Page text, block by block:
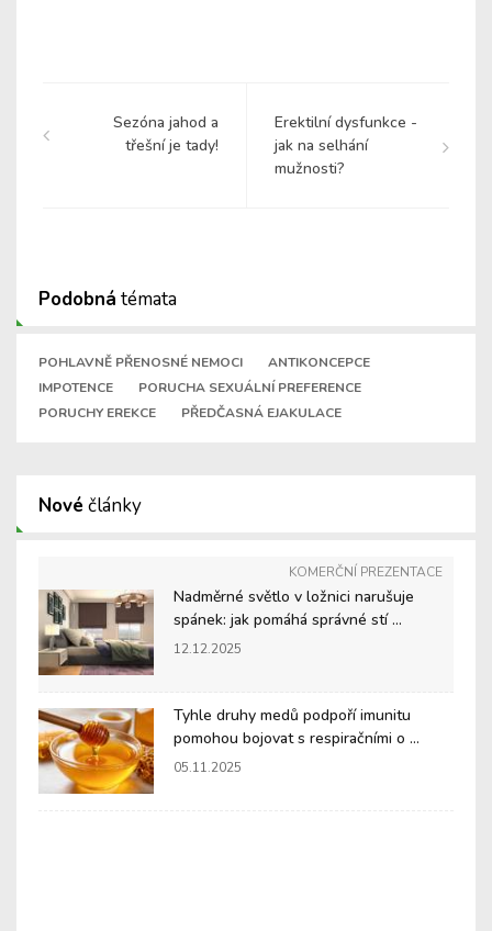
Sezóna jahod a
třešní je tady!
Erektilní dysfunkce -
jak na selhání
mužnosti?
Podobná témata
POHLAVNĚ PŘENOSNÉ NEMOCI
ANTIKONCEPCE
IMPOTENCE
PORUCHA SEXUÁLNÍ PREFERENCE
PORUCHY EREKCE
PŘEDČASNÁ EJAKULACE
Nové články
KOMERČNÍ PREZENTACE
Nadměrné světlo v ložnici narušuje
spánek: jak pomáhá správné stí ...
12.12.2025
Tyhle druhy medů podpoří imunitu
pomohou bojovat s respiračními o ...
05.11.2025